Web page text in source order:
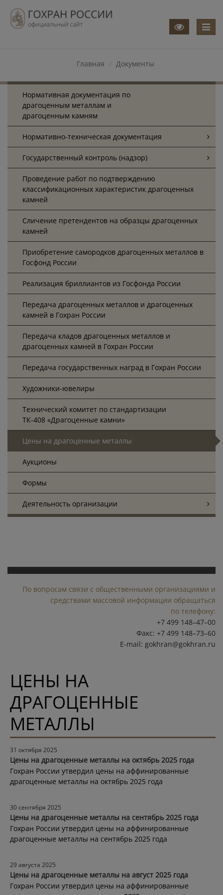
Меню
Главная Документы
Нормативная документация по
драгоценным металлам и
драгоценным камням
Нормативно-техническая документация
Государственный контроль (надзор)
Проведение работ по подтверждению
классификационных характеристик драгоценных
камней
Cличение претендентов на образцы драгоценных
камней
Приобретение самородков драгоценных металлов в
Госфонд России
Реализация бриллиантов из Госфонда России
Передача драгоценных металлов и драгоценных
камней в Гохран России
Передача кладов драгоценных металлов и
драгоценных камней в Гохран России
Передача государственных наград в Гохран России
Художники-ювелиры
Технический комитет по стандартизации
ТК-408 «Драгоценные камни»
Цены на драгоценные металлы
Аукционы
Формы
Деятельность организации
По вопросам связи с общественными организациями и
средствами массовой информации обращаться
по телефону:
+7 499 148–47–00
Факс: +7 499 148–73–60
E-mail: gokhran@gokhran.ru
ЦЕНЫ НА
ДРАГОЦЕННЫЕ
МЕТАЛЛЫ
31 октября 2025
Цены на драгоценные металлы на октябрь 2025 года
Гохран России утвердил цены на аффинированные
драгоценные металлы на октябрь 2025 года
30 сентября 2025
Цены на драгоценные металлы на сентябрь 2025 года
Гохран России утвердил цены на аффинированные
драгоценные металлы на сентябрь 2025 года
29 августа 2025
Цены на драгоценные металлы на август 2025 года
Гохран России утвердил цены на аффинированные